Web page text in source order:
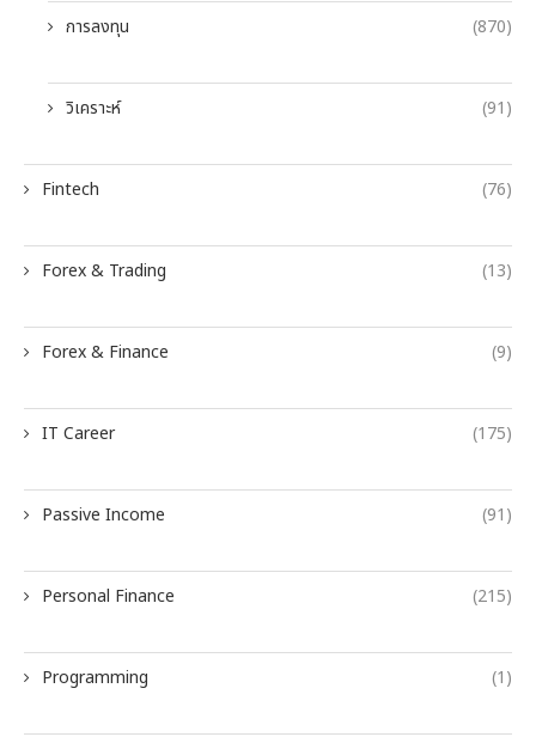
การลงทุน (870)
วิเคราะห์ (91)
Fintech (76)
Forex & Trading (13)
Forex & Finance (9)
IT Career (175)
Passive Income (91)
Personal Finance (215)
Programming (1)